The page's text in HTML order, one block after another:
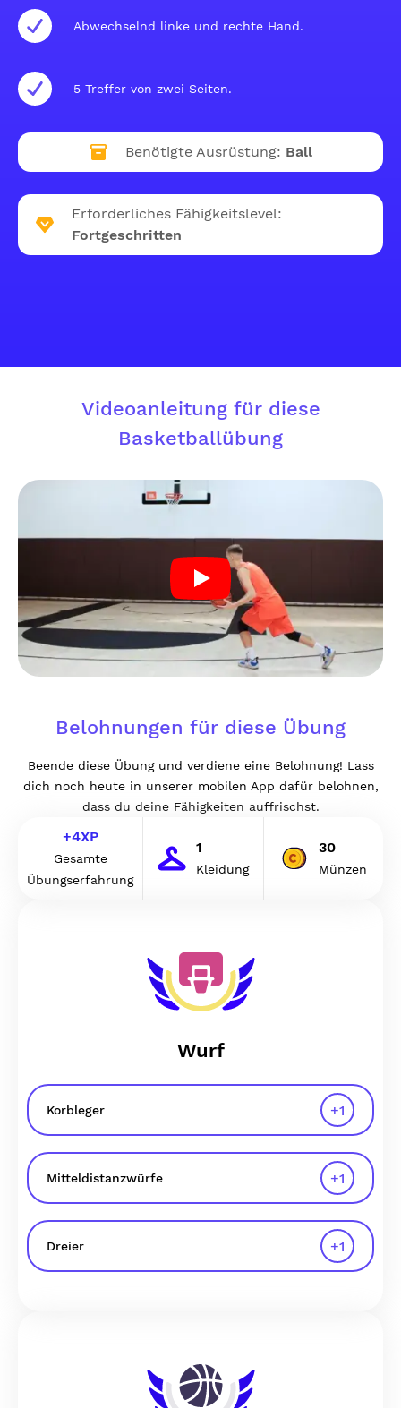
Abwechselnd linke und rechte Hand.
5 Treffer von zwei Seiten.
Benötigte Ausrüstung: Ball
Erforderliches Fähigkeitslevel:
Fortgeschritten
Videoanleitung für diese
Basketballübung
Belohnungen für diese Übung
Beende diese Übung und verdiene eine Belohnung! Lass
dich noch heute in unserer mobilen App dafür belohnen,
dass du deine Fähigkeiten auffrischst.
+4XP
Gesamte
Übungserfahrung
1
Kleidung
30
Münzen
Wurf
Korbleger +1
Mitteldistanzwürfe +1
Dreier +1